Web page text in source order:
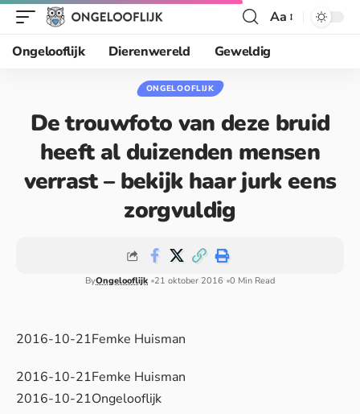
Aa
Ongelooflijk
Dierenwereld Geweldig
ONGELOOFLIJK
De trouwfoto van deze bruid
heeft al duizenden mensen
verrast – bekijk haar jurk eens
zorgvuldig
ByOngelooflijk 21 oktober 2016 0 Min Read
2016-10-21Femke Huisman
2016-10-21Femke Huisman
2016-10-21Ongelooflijk